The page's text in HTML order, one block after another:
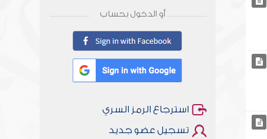
أو الدخول بحساب
استرجاع الرمز السري
تسجيل عضو جديد